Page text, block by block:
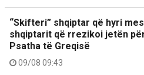
“Skifteri” shqiptar që hyri
shqiptarit që rrezikoi jetën
Psatha të Greqisë
09/08 09:43